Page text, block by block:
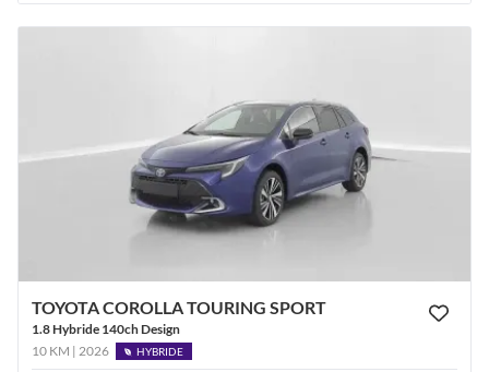
TOYOTA COROLLA TOURING SPORT
1.8 Hybride 140ch Design
10 KM | 2026
HYBRIDE